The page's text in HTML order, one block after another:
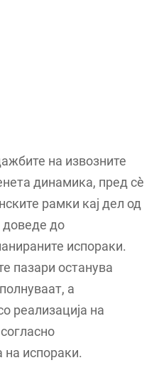
на извозните
динамика, пред сè
рамки кај дел од
доведе до
испораки.
пазари останува
а
реализација на
на испораки.